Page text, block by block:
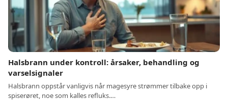
Halsbrann under kontroll: årsaker, behandling og
varselsignaler
Halsbrann oppstår vanligvis når magesyre strømmer tilbake opp i
spiserøret, noe som kalles refluks.…